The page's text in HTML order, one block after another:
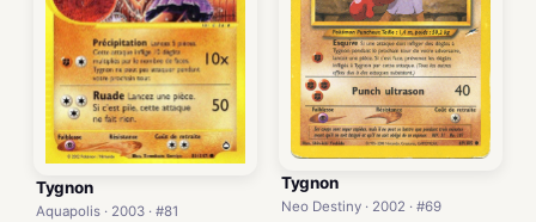
Tygnon
Aquapolis · 2003 · #81
Tygnon
Neo Destiny · 2002 · #69